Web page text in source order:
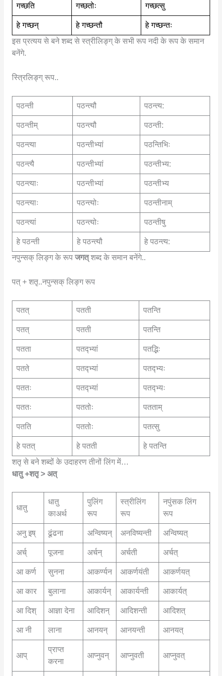
गच्छति गच्छतोः गच्छत्सु
हे गच्छन् हे गच्छन्तौ
हे गच्छन्तः
इस प्रत्यय से बने शब्द से स्त्रीलिङ्ग् के सभी रूप नदी के रूप के समान
बनेंगे.
स्त्रिलिङ्ग् रूप..
पठन्ती पठन्त्यौ पठन्त्य:
पठन्तीम् पठन्त्यौ पठन्ती:
पठन्त्या पठन्तीभ्यां पठन्तिभिः
पठन्त्यै पठन्तीभ्यां पठन्तीभ्य:
पठन्त्याः पठन्तीभ्यां पठन्तीभ्य
पठन्त्याः पठन्त्योः पठन्तीनाम्
पठन्त्यां पठन्त्योः पठन्तीषु
हे पठन्ती हे पठन्त्यौ
हे पठन्त्य:
नपुन्सक् लिङ्ग के रूप जगत्शब्द के समान बनेंगे..
पत् + शतृ..नपुन्सक् लिङ्ग रूप
पतत् पतती पतन्ति
पतत् पतती पतन्ति
पतता पतद्भ्यां पतद्भिः
पतते पतद्भ्यां पतद्भ्यः
पततः पतद्भ्यां पतद्भ्यः
पततः पततोः पतताम्
पतति पततोः पतत्सु
हे पतत् हे पतती
हे पतन्ति
शतृ से बने शब्दों के उदाहरण तीनों लिंग में…
धातु +शतृ > अत्
धातु
धातु
काअर्थ
पुलिंग
रूप
स्त्रीलिंग
रूप
नपुंसक लिंग
रूप
अनु इष् ढूंढना अन्विष्यन् अनविष्यन्ती अन्विष्यत्
अर्च् पूजना अर्चन् अर्चती अर्चत्
आ कर्ण सुनना आकर्ण्यन आकर्णयंती आकर्णयत्
आ कार बुलाना आकार्यन् आकार्यन्ती आकार्यत्
आ दिश् आज्ञा देना आदिशन् आदिशन्ती आदिशत्
आ नी लाना आनयन् आनयन्ती आनयत्
आप्
प्राप्त
करना
आप्नुवन् आप्नुवती आप्नुवत्